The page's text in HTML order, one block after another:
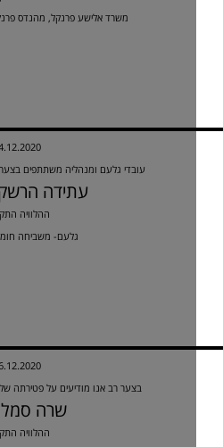
משרד אלישע פרנקל, מהנדס פרנקל
24.12.2020
עובדי גלעם ומנהליה משתתפים בצערו של
עתידה
ההלוויה התקיימה
גלעם- משביחה חומרים
06.12.2020
בצער רב אנו מודיעים על פטירתה של
שרה סמלוי
ההלוויה התקיימה